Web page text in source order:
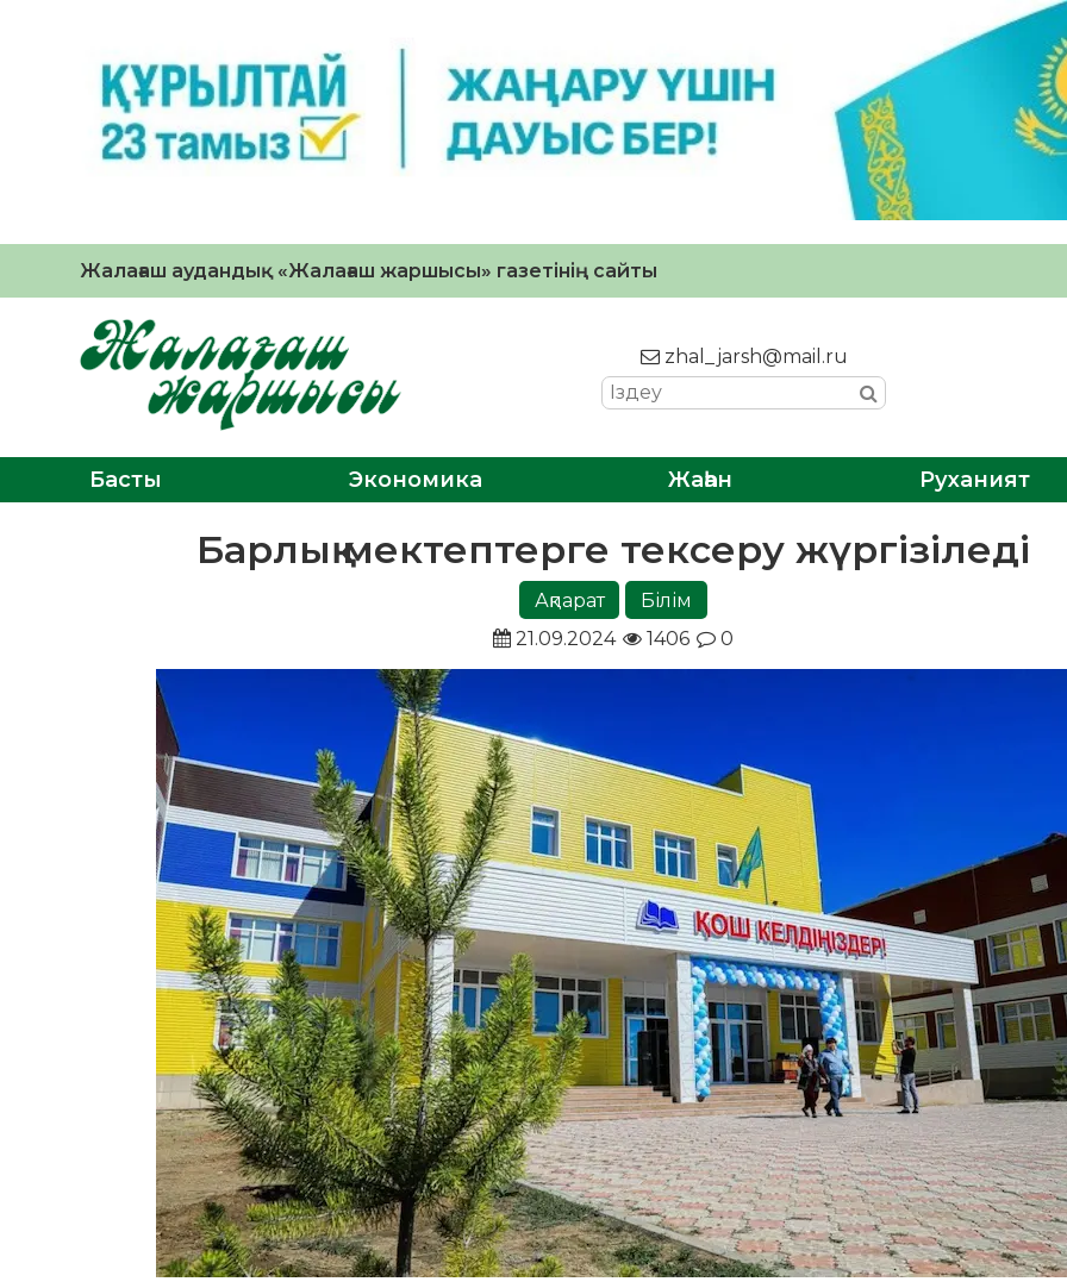
Жалағаш аудандық «Жалағаш жаршысы» газетінің сайты
zhal_jarsh@mail.ru
Басты Экономика Жаһан Руханият
Барлық мектептерге тексеру жүргізіледі
Ақпарат
Білім
21.09.2024
1406 0